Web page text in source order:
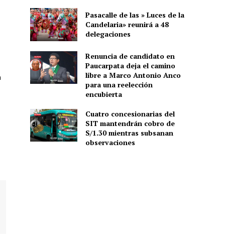
Pasacalle de las » Luces de la
Candelaria» reunirá a 48
delegaciones
Renuncia de candidato en
Paucarpata deja el camino
libre a Marco Antonio Anco
para una reelección
encubierta
Cuatro concesionarias del
SIT mantendrán cobro de
S/1.30 mientras subsanan
observaciones